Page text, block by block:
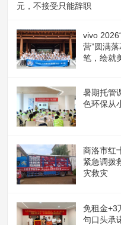
元，不接受只能辞职
vivo
营”圆满
笔，绘就
暑期托管
色环保从
商洛市红
紧急调拨
灾救灾
免租金+3
句口头承